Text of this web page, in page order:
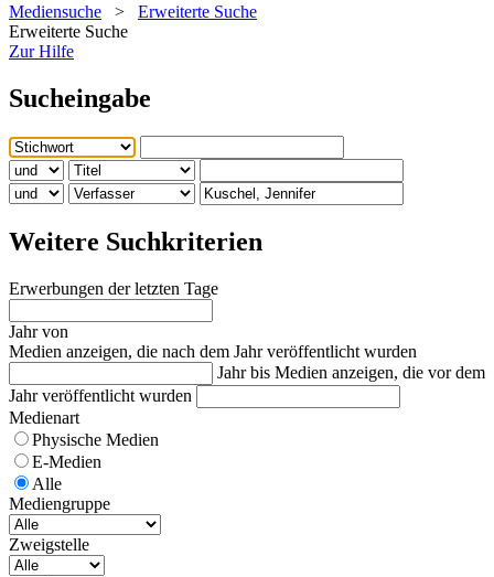
Mediensuche > Erweiterte Suche
Erweiterte Suche
Zur Hilfe
Sucheingabe
Weitere Suchkriterien
Erwerbungen der letzten Tage
Jahr von
Medien anzeigen, die nach dem Jahr veröffentlicht wurden
Jahr bis Medien anzeigen, die vor dem
Jahr veröffentlicht wurden
Medienart
Physische Medien
E-Medien
Alle
Mediengruppe
Zweigstelle